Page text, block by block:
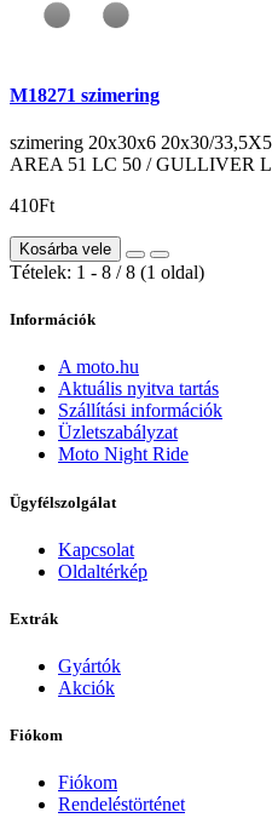
M18271 szimering
szimering 20x30x6 20x30/
AREA 51 LC 50 / GULLIVER
410Ft
Kosárba vele
Tételek: 1 - 8 / 8 (1 oldal)
Információk
A moto.hu
Aktuális nyitva tartás
Szállítási információk
Üzletszabályzat
Moto Night Ride
Ügyfélszolgálat
Kapcsolat
Oldaltérkép
Extrák
Gyártók
Akciók
Fiókom
Fiókom
Rendeléstörténet